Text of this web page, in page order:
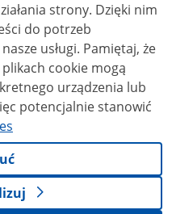
strony. Dzięki nim
do potrzeb
Pamiętaj, że
cookie mogą
urządzenia lub
potencjalnie stanowić